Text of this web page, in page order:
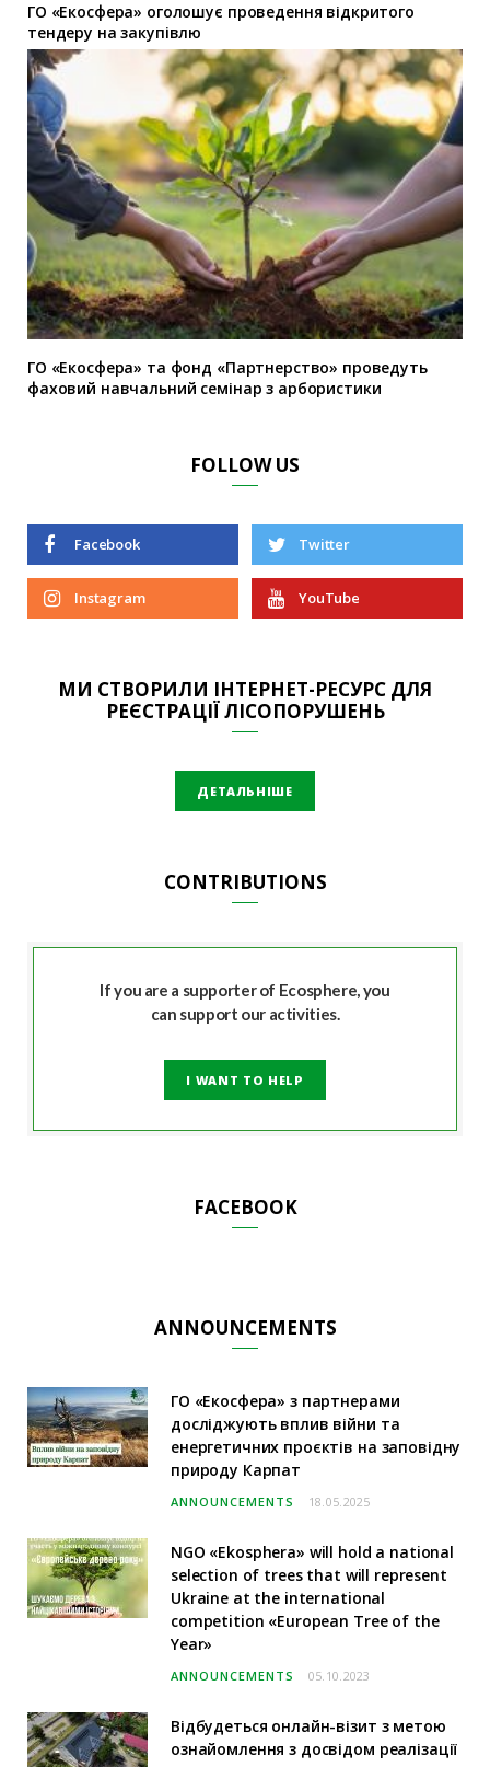
ГО «Екосфера» оголошує проведення відкритого
тендеру на закупівлю
ГО «Екосфера» та фонд «Партнерство» проведуть
фаховий навчальний семінар з арбористики
FOLLOW US
Facebook Twitter
Instagram YouTube
МИ СТВОРИЛИ ІНТЕРНЕТ-РЕСУРС ДЛЯ
РЕЄСТРАЦІЇ ЛІСОПОРУШЕНЬ
ДЕТАЛЬНІШЕ
CONTRIBUTIONS
If you are a supporter of Ecosphere, you
can support our activities.
I WANT TO HELP
FACEBOOK
ANNOUNCEMENTS
ГО «Екосфера» з партнерами
досліджують вплив війни та
енергетичних проєктів на заповідну
природу Карпат
ANNOUNCEMENTS 18.05.2025
NGO «Ekosphera» will hold a national
selection of trees that will represent
Ukraine at the international
competition «European Tree of the
Year»
ANNOUNCEMENTS 05.10.2023
Відбудеться онлайн-візит з метою
ознайомлення з досвідом реалізації